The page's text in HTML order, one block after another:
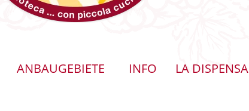
ANBAUGEBIETE INFO LA DISPENSA